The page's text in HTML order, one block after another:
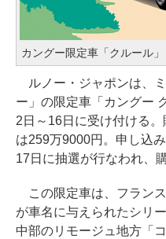
カングー限定車「クルール」
ルノー・ジャポンは、
ー」の限定車「カングー
2日～16日に受け付ける
は259万9000円。申し込
17日に抽選が行なわれ、
この限定車は、フランス
が車名に与えられたシリ
中部のリモージュ地方「